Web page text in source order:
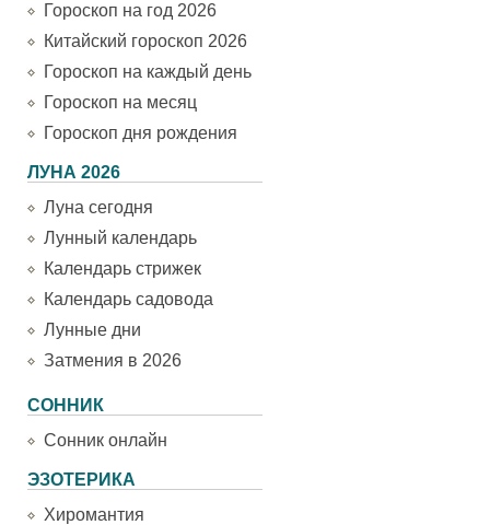
Гороскоп на год 2026
Китайский гороскоп 2026
Гороскоп на каждый день
Гороскоп на месяц
Гороскоп дня рождения
ЛУНА 2026
Луна сегодня
Лунный календарь
Календарь стрижек
Календарь садовода
Лунные дни
Затмения в 2026
СОННИК
Сонник онлайн
ЭЗОТЕРИКА
Хиромантия